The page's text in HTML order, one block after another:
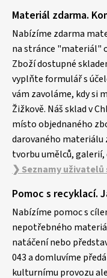
Materiál zdarma.
Nabízíme zdarma
na stránce "materiál"
Zboží dostupné
vyplňte formulář s
vám zavoláme, kdy si
Žižkově. Náš sklad v
místo objednaného
darovaného
tvorbu umělců, galerií,
❯ Seznamy uživatelů
Pomoc s recyklací.
Nabízíme pomoc s
nepotřebného
natáčení nebo
043 a domluvíme
kulturnímu provozu